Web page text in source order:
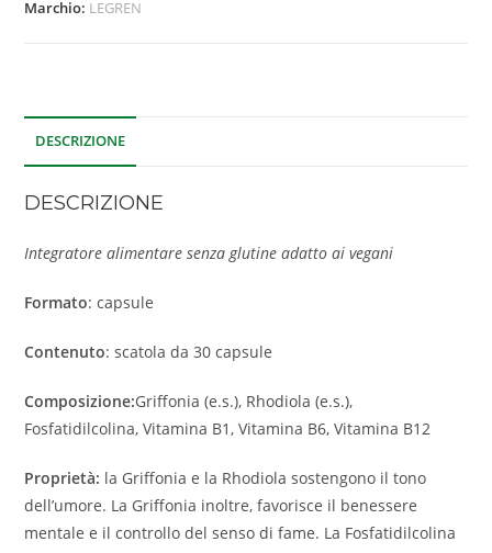
Marchio: LEGREN
DESCRIZIONE
DESCRIZIONE
Integratore alimentare senza glutine adatto aivegani
Formato: capsule
Contenuto: scatola da 30 capsule
Composizione:Griffonia (e.s.), Rhodiola (e.s.),
Fosfatidilcolina, Vitamina B1, Vitamina B6, Vitamina B12
Proprietà: la Griffonia e la Rhodiola sostengono il tono
dell’umore. La Griffonia inoltre, favorisce il benessere
mentale e il controllo del senso di fame. La Fosfatidilcolina